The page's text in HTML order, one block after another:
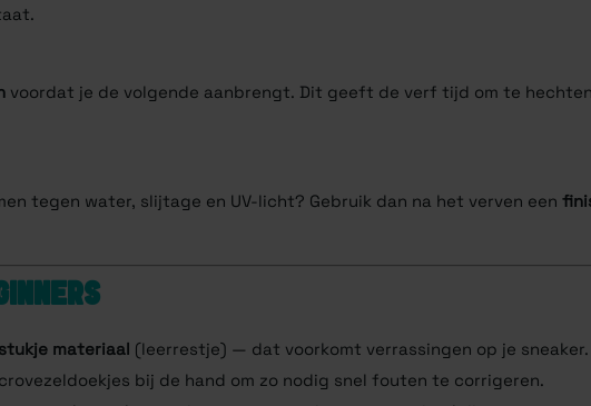
voordat je de volgende aanbrengt. Dit geeft de verf tijd om te
tegen water, slijtage en UV-licht? Gebruik dan na het verven een
materiaal (leerrestje) — dat voorkomt verrassingen op je sneaker.
bij de hand om zo nodig snel fouten te corrigeren.